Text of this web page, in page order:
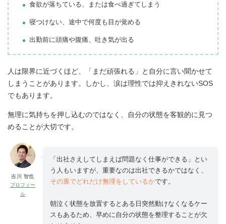
食欲が落ちている、または食べ過ぎてしまう
寝つけない、途中で何度も目が覚める
出勤前に頭痛や腹痛、吐き気が出る
人は限界に近づくほど、「まだ頑張れる」と自分に言い聞かせて
しまうことがあります。しかし、涙は理性では抑えきれないSOS
でもあります。
無理に気持ちを押し込むのではなく、自分の状態を客観的に見つ
めることが大切です。
吉川 智也
プロフィー
ル
「出社さえしてしまえば問題なく仕事ができる」とい
う人もいますが、重要なのは出社できるかではなく、
その裏でどれだけ無理をしているかです。
朝泣く状態を放置するとある日突然動けなくなるケー
スもあるため、早めに自分の状態を整理することが欠